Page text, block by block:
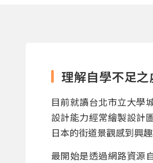
理解自學不足之
目前就讀台北市立大學
設計能力經常繪製設計
日本的街道景觀感到興
最開始是透過網路資源